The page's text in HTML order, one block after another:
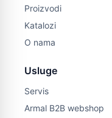
Proizvodi
Katalozi
O nama
Usluge
Servis
Armal B2B webshop